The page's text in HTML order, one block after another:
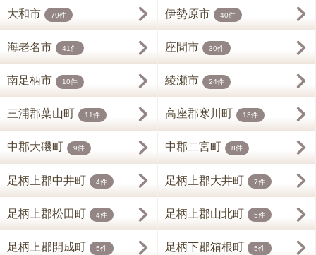
大和市 79件 伊勢原市 40件
海老名市 41件 座間市 30件
南足柄市 10件 綾瀬市 24件
三浦郡葉山町 11件 高座郡寒川町 13件
中郡大磯町 9件 中郡二宮町 8件
足柄上郡中井町 4件 足柄上郡大井町 7件
足柄上郡松田町 4件 足柄上郡山北町 5件
足柄上郡開成町 5件 足柄下郡箱根町 5件